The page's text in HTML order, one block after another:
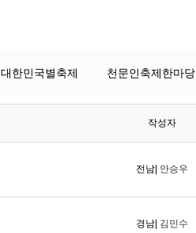
대한민국별축제 천문인축제한마당
작성자
전남| 안승우
경남| 김민수